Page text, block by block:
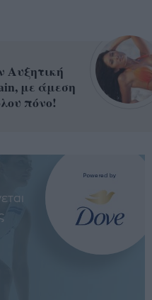
Αυξητική
με άμεση
πόνο!